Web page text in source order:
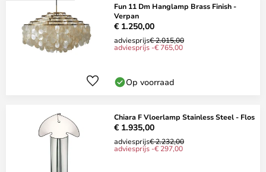
Fun 11 Dm Hanglamp Brass Finish -
Verpan
€ 1.250,00
adviesprijs€ 2.015,00
adviesprijs -€ 765,00
Op voorraad
Chiara F Vloerlamp Stainless Steel - Flos
€ 1.935,00
adviesprijs€ 2.232,00
adviesprijs -€ 297,00